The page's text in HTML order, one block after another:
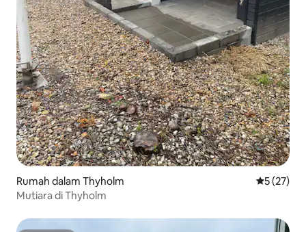
Rumah dalam Thyholm
5 (27)
Mutiara di Thyholm